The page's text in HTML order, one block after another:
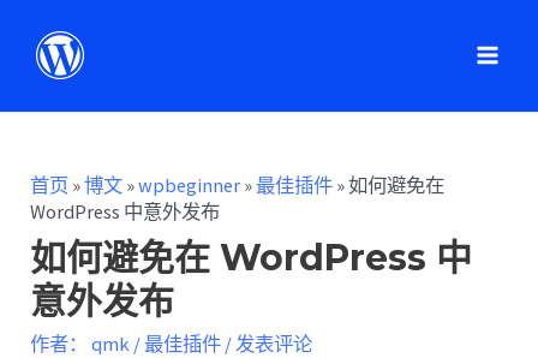
首页 »博文 »wpbeginner »最佳插件 »如何避免在
WordPress 中意外发布
如何避免在 WordPress 中
意外发布
作者： qmk /最佳插件 /发表评论